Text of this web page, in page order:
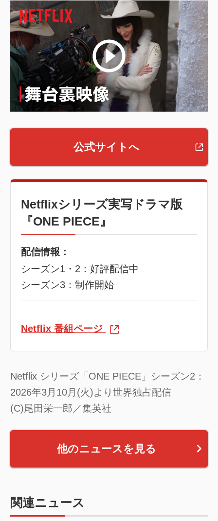
公式サイトへ
Netflixシリーズ実写ドラマ版
『ONE PIECE』
配信情報：
シーズン1・2：好評配信中
シーズン3：制作開始
Netflix 番組ページ
Netflix シリーズ「ONE PIECE」シーズン2：
2026年3月10月(火)より世界独占配信
(C)尾田栄一郎／集英社
他のニュースを見る
関連ニュース